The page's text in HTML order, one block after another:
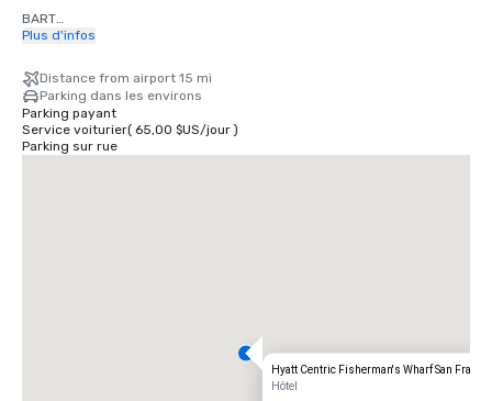
BART
Adultes
TRAMWAY
Horaires : du lundi au vendredi de 4 h à minuit, le samedi de 6 h à
minuit, le dimanche de 8 h à minuit.
Gratuit
Plus d'infos
Distance from airport 15 mi
Parking dans les environs
Parking payant
Service voiturier( 65,00 $US/jour)
Parking sur rue
Hyatt Centric Fisherman's Wharf San
Hôtel